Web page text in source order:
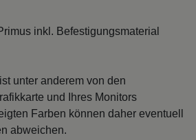
inkl. Befestigungsmaterial
unter anderem von den
und Ihres Monitors
Farben können daher eventuell
abweichen.